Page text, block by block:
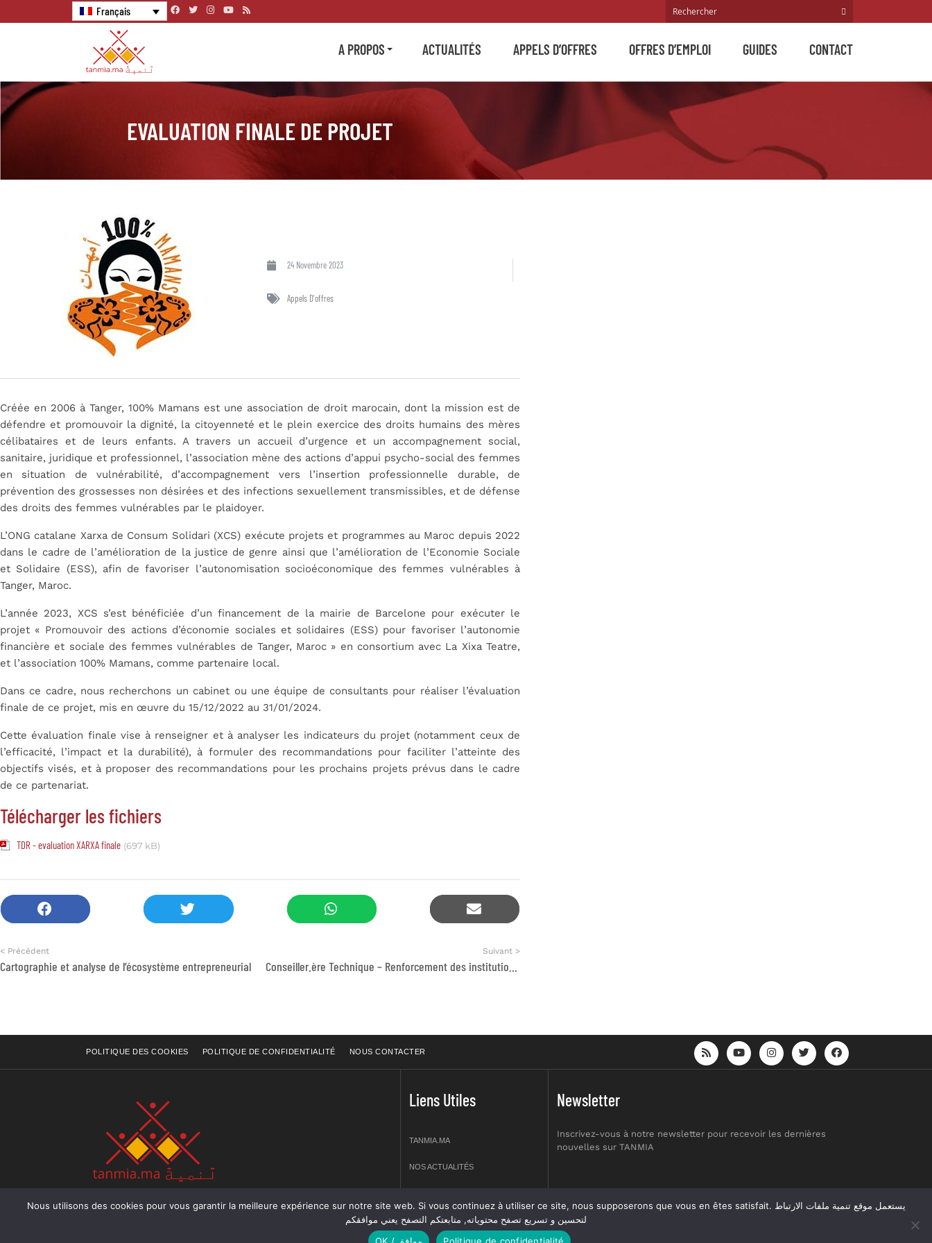
Français
A PROPOS ACTUALITÉS APPELS D’OFFRES OFFRES D’EMPLOI GUIDES CONTACT
EVALUATION FINALE DE PROJET
24 Novembre 2023
Appels D'offres
Créée en 2006 à Tanger, 100% Mamans est une association de droit marocain, dont la mission est de
défendre et promouvoir la dignité, la citoyenneté et le plein exercice des droits humains des mères
célibataires et de leurs enfants. A travers un accueil d’urgence et un accompagnement social,
sanitaire, juridique et professionnel, l’association mène des actions d’appui psycho-social des femmes
en situation de vulnérabilité, d’accompagnement vers l’insertion professionnelle durable, de
prévention des grossesses non désirées et des infections sexuellement transmissibles, et de défense
des droits des femmes vulnérables par le plaidoyer.
L’ONG catalane Xarxa de Consum Solidari (XCS) exécute projets et programmes au Maroc depuis 2022
dans le cadre de l’amélioration de la justice de genre ainsi que l’amélioration de l’Economie Sociale
et Solidaire (ESS), afin de favoriser l’autonomisation socioéconomique des femmes vulnérables à
Tanger, Maroc.
L’année 2023, XCS s’est bénéficiée d’un financement de la mairie de Barcelone pour exécuter le
projet « Promouvoir des actions d’économie sociales et solidaires (ESS) pour favoriser l’autonomie
financière et sociale des femmes vulnérables de Tanger, Maroc » en consortium avec La Xixa Teatre,
et l’association 100% Mamans, comme partenaire local.
Dans ce cadre, nous recherchons un cabinet ou une équipe de consultants pour réaliser l’évaluation
finale de ce projet, mis en œuvre du 15/12/2022 au 31/01/2024.
Cette évaluation finale vise à renseigner et à analyser les indicateurs du projet (notamment ceux de
l’efficacité, l’impact et la durabilité), à formuler des recommandations pour faciliter l’atteinte des
objectifs visés, et à proposer des recommandations pour les prochains projets prévus dans le cadre
de ce partenariat.
Télécharger les fichiers
TDR - evaluation XARXA finale (697 kB)
< Précédent
Cartographie et analyse de l’écosystème entrepreneurial
Suivant >
POLITIQUE DES COOKIES POLITIQUE DE CONFIDENTIALITÉ NOUS CONTACTER
Rue Raiss Achour, Résidence Badr A, ler étage, Apprt NO 2,
Liens Utiles
TANMIA.MA
NOS ACTUALITÉS
OFFRES D’EMPLOI
Newsletter
Inscrivez-vous à notre newsletter pour recevoir les dernières
nouvelles sur TANMIA
Nous utilisons des cookies pour vous garantir la meilleure expérience sur notre site web. Si vous continuez à utiliser ce site, nous supposerons que vous en êtes satisfait. يستعمل موقع تنمية ملفات الارتباط
لتحسين و تسريع تصفح محتوياته, متابعتكم التصفح يعني موافقكم
OK / موافق
Politique de confidentialité